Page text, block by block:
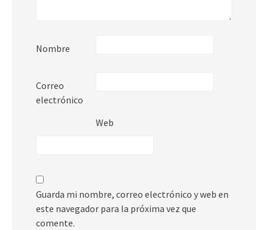
Nombre
Correo
electrónico
Web
Guarda mi nombre, correo electrónico y web en
este navegador para la próxima vez que
comente.